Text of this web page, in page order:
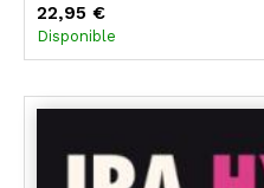
22,95 €
Disponible